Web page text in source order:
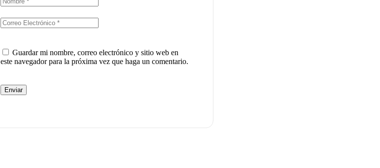
Guardar mi nombre, correo electrónico y sitio web en
este navegador para la próxima vez que haga un comentario.